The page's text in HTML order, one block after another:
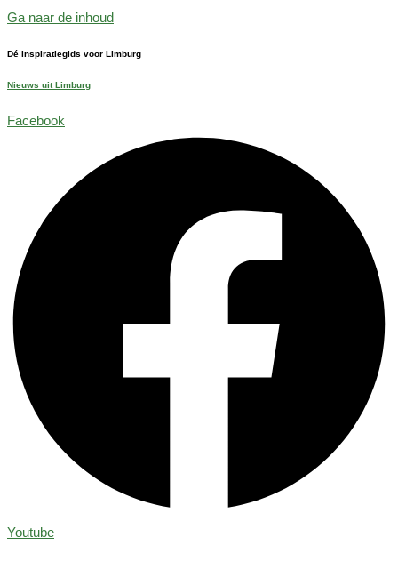
Ga naar de inhoud
Dé inspiratiegids voor Limburg
Nieuws uit Limburg
Facebook
Youtube